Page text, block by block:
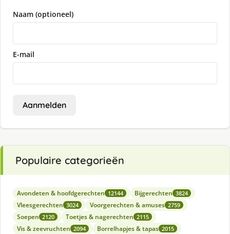
Naam (optioneel)
E-mail
Aanmelden
Populaire categorieën
Avondeten & hoofdgerechten 12144 Bijgerechten 3824
Vleesgerechten 3024 Voorgerechten & amuses 2759
Soepen 2120 Toetjes & nagerechten 2115
Vis & zeevruchten 2094 Borrelhapjes & tapas 2015